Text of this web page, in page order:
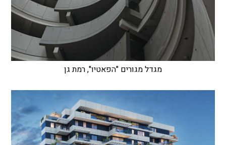
מגדל מגורים "הפאטיו", רמת גן